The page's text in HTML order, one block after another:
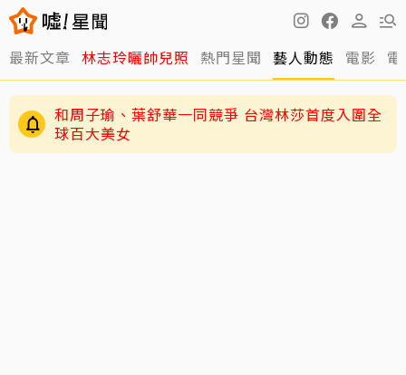
最新文章 林志玲曬帥兒照 熱門星聞 藝人動態 電影
和周子瑜、葉舒華一同競爭 台灣林莎首度入圍全
球百大美女